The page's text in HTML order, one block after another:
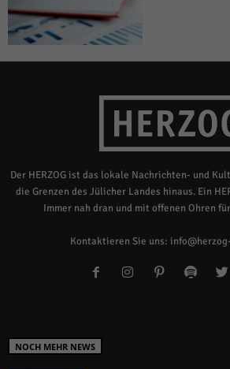
Der HERZOG ist das lokale Nachrichten- und
die Grenzen des Jülicher Landes hinaus. Ein
Immer nah dran und mit offenen Ohren
Kontaktieren Sie uns:
NOCH MEHR NEWS